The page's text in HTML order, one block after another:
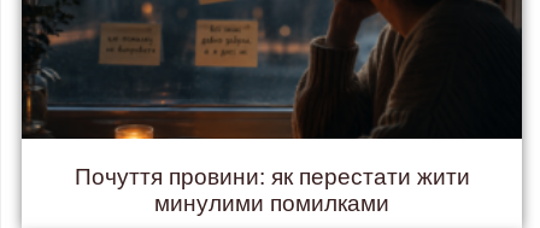
Почуття провини: як перестати жити
минулими помилками